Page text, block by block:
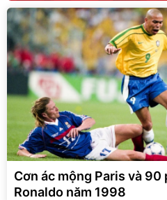
Cơn ác mộng Paris và 90
Ronaldo năm 1998